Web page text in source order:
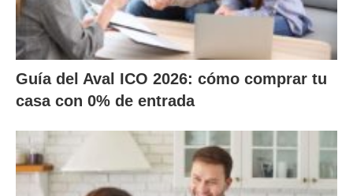
Guía del Aval ICO 2026: cómo comprar tu
casa con 0% de entrada